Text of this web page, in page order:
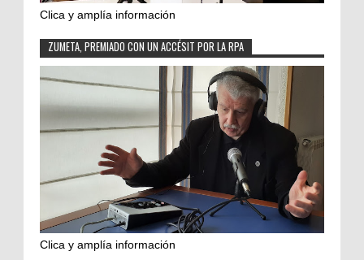
Clica y amplía información
ZUMETA, PREMIADO CON UN ACCÉSIT POR LA RPA
Clica y amplía información